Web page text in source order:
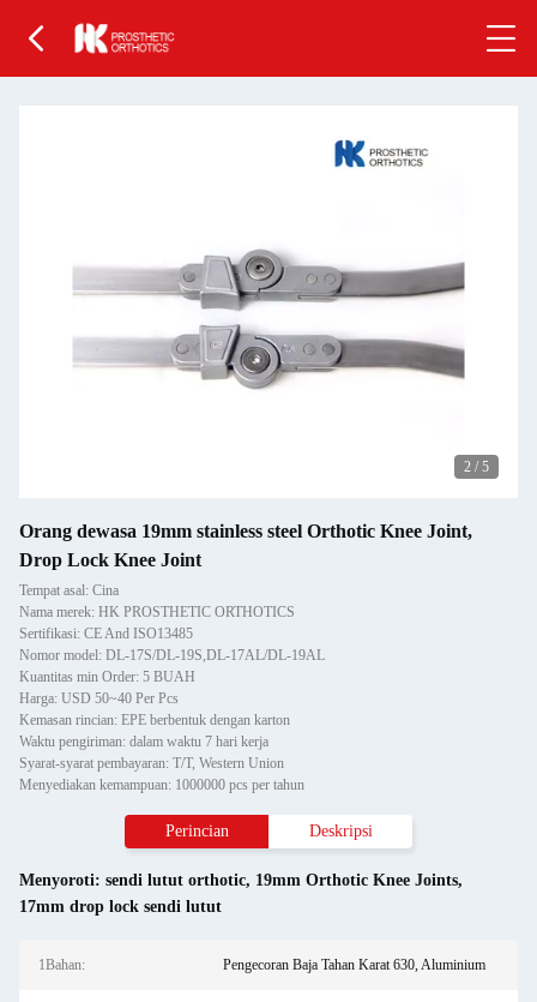
2 / 5
Orang dewasa 19mm stainless steel Orthotic Knee Joint,
Drop Lock Knee Joint
Tempat asal: Cina
Nama merek: HK PROSTHETIC ORTHOTICS
Sertifikasi: CE And ISO13485
Nomor model: DL-17S/DL-19S,DL-17AL/DL-19AL
Kuantitas min Order: 5 BUAH
Harga: USD 50~40 Per Pcs
Kemasan rincian: EPE berbentuk dengan karton
Waktu pengiriman: dalam waktu 7 hari kerja
Syarat-syarat pembayaran: T/T, Western Union
Menyediakan kemampuan: 1000000 pcs per tahun
Perincian Deskripsi
Menyoroti: sendi lutut orthotic, 19mm Orthotic Knee Joints,
17mm drop lock sendi lutut
1Bahan: Pengecoran Baja Tahan Karat 630, Aluminium